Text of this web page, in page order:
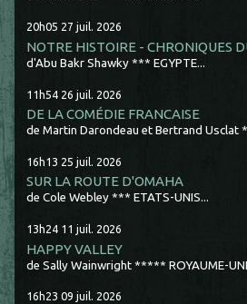
20h05 27 juil. 2026
NOTRE HISTOIRE - CHRONIQUES
d'Abu Bakr Shawky *** EGYPTE...
11h54 26 juil. 2026
DE LA COMÉDIE FRANCAISE
de Martin Darondeau et Bertrand Usclat
16h13 25 juil. 2026
SUR LA ROUTE D'OMAHA
de Cole Webley *** ETATS-UNIS...
13h24 11 juil. 2026
HAPPY VALLEY
de Sally Wainwright ***** ROYAUME-
16h23 09 juil. 2026